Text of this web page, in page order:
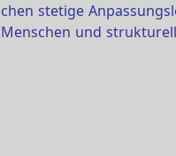
stetige
und